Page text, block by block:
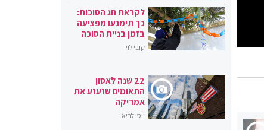
לקראת חג הסוכות:
כך תימנעו מפציעה
בזמן בניית הסוכה
קובי לוי
22 שנה לאסון
התאומים שזעזע את
אמריקה
יוסי לביא